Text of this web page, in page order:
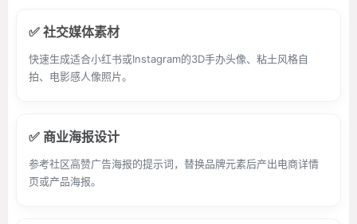
✅ 社交媒体素材
快速生成适合小红书或Instagram的3D手办头像、粘土风格自
拍、电影感人像照片。
✅ 商业海报设计
参考社区高赞广告海报的提示词，替换品牌元素后产出电商详情
页或产品海报。